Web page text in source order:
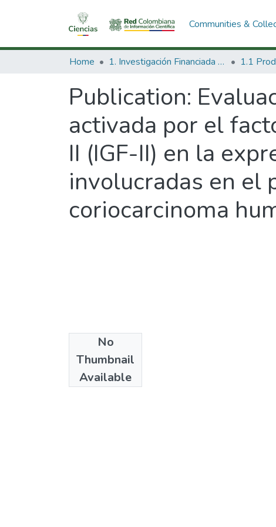
Communities &
Home 1. Investigación Financiada con Recursos Públicos
Publication:
activada por el
II (IGF-II) en la
involucradas en el
coriocarcinoma
No
Thumbnail
Available
2006